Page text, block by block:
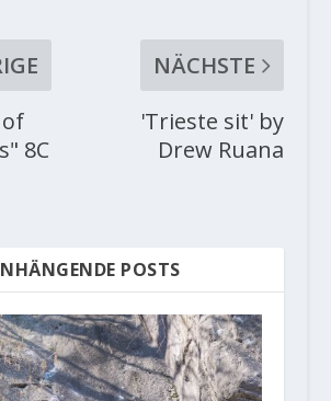
8C
NÄCHSTE
'Trieste sit' by
Drew Ruana
POSTS